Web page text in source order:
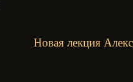
Новая лекция